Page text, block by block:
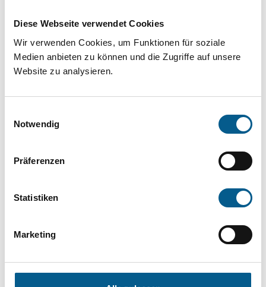
Diese Webseite verwendet Cookies
Wir verwenden Cookies, um Funktionen für soziale
Medien anbieten zu können und die Zugriffe auf unsere
Website zu analysieren.
Notwendig
Präferenzen
Statistiken
Marketing
Suche bitte die Groß- und Kleinschreibung
beachten.
Kategorien verfeinert werden.
Suchen
Aktive Filter:
Bereiche: Stiftungen
Themen: Hilfsbedürftige Menschen